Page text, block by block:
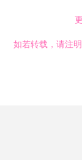
如若转载，请注